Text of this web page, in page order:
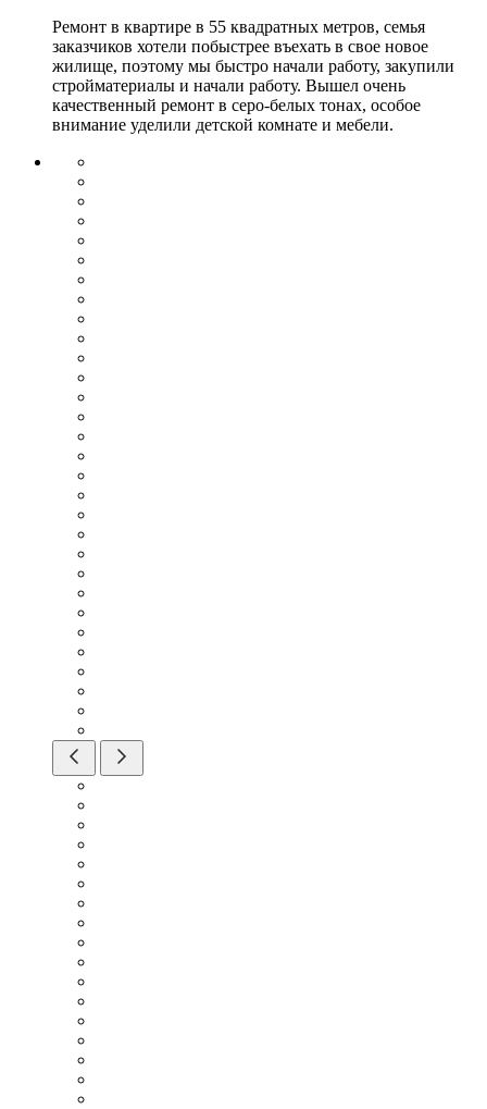
Ремонт в квартире в 55 квадратных метров, семья
заказчиков хотели побыстрее въехать в свое новое
жилище, поэтому мы быстро начали работу, закупили
стройматериалы и начали работу. Вышел очень
качественный ремонт в серо-белых тонах, особое
внимание уделили детской комнате и мебели.